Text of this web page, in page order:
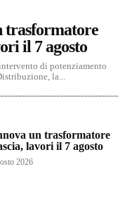
trasformatore
il 7 agosto
di potenziamento
la...
un trasformatore
lavori il 7 agosto
2026